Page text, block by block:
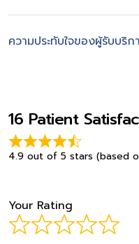
ความประทับใจของผู้รับบริก
16 Patient
4.9 out of 5 stars (based
Your Rating